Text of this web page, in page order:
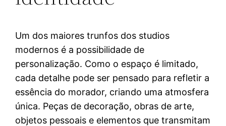
Um dos maiores trunfos dos studios
modernos é a possibilidade de
personalização. Como o espaço é limitado,
cada detalhe pode ser pensado para refletir a
essência do morador, criando uma atmosfera
única. Peças de decoração, obras de arte,
objetos pessoais e elementos que transmitam